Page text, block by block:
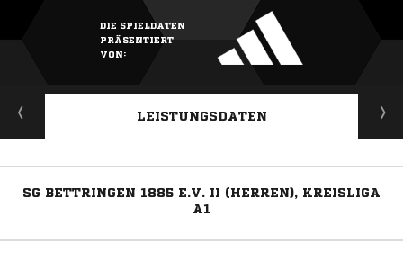
DIE SPIELDATEN
PRÄSENTIERT
VON:
LEISTUNGSDATEN
SG BETTRINGEN 1885 E.V. II (HERREN), KREISLIGA
A1